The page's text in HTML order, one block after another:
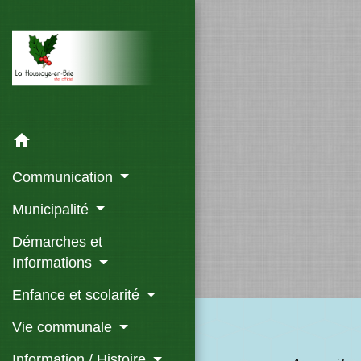
home
Communication
Municipalité
Démarches et
Informations
Enfance et scolarité
Vie communale